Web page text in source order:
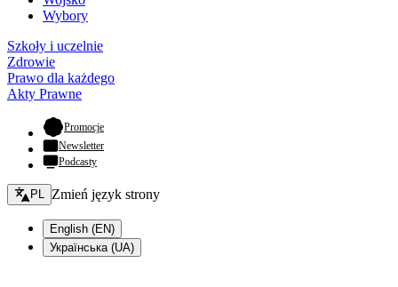
Wybory
Szkoły i uczelnie
Zdrowie
Prawo dla każdego
Akty Prawne
Promocje- otwiera się w nowej karcie
Newsletter
Podcasty
Zmień język - bieżący:
PL Zmień język strony
English (EN)
Українська (UA)